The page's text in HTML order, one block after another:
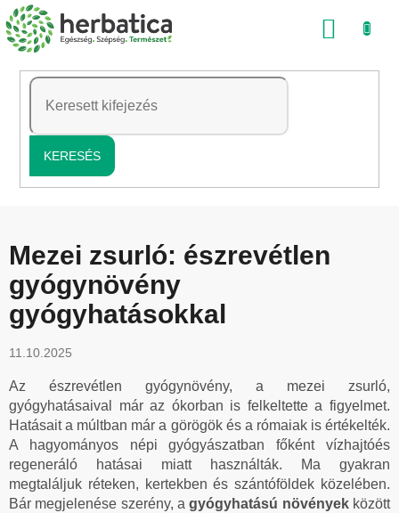
Ugrás
a
tartalomhoz
KERESÉS
Mezei zsurló: észrevétlen
gyógynövény
gyógyhatásokkal
11.10.2025
Az észrevétlen gyógynövény, a mezei zsurló,
gyógyhatásaival már az ókorban is felkeltette a figyelmet.
Hatásait a múltban már a görögök és a rómaiak is értékelték.
A hagyományos népi gyógyászatban főként vízhajtóés
regeneráló hatásai miatt használták. Ma gyakran
megtaláljuk réteken, kertekben és szántóföldek közelében.
Bár megjelenése szerény, agyógyhatású növényekközött